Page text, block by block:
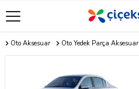
Oto Aksesuar Oto Yedek Parça Aksesuar